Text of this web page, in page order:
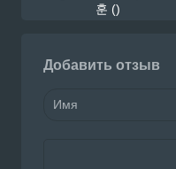
훈 ()
Добавить отзыв